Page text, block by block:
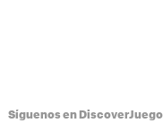
Síguenos en DiscoverJuego